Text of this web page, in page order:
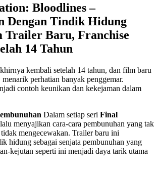
Bloodlines –
Dengan Tindik Hidung
Trailer Baru, Franchise
14 Tahun
kembali setelah 14 tahun, dan film baru
menarik perhatian banyak penggemar.
contoh keunikan dan kekejaman dalam
Dalam setiap seri Final
menyajikan cara-cara pembunuhan yang tak
tidak mengecewakan. Trailer baru ini
hidung sebagai senjata pembunuhan yang
kejutan seperti ini menjadi daya tarik utama